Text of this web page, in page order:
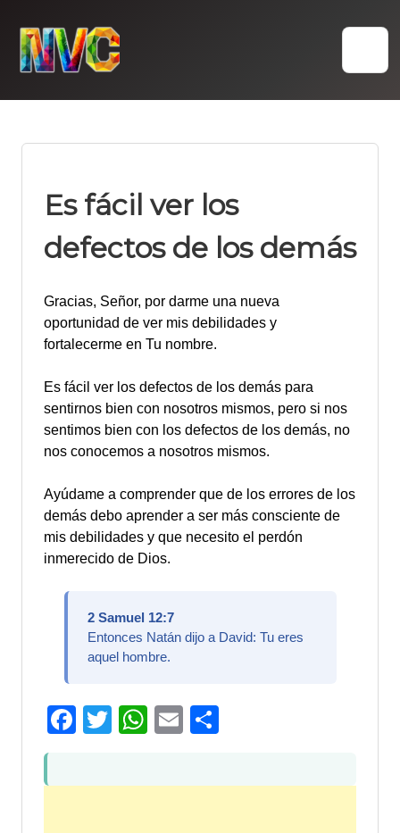
content
Es fácil ver los
defectos de los demás
Gracias, Señor, por darme una nueva
oportunidad de ver mis debilidades y
fortalecerme en Tu nombre.
Es fácil ver los defectos de los demás para
sentirnos bien con nosotros mismos, pero si nos
sentimos bien con los defectos de los demás, no
nos conocemos a nosotros mismos.
Ayúdame a comprender que de los errores de los
demás debo aprender a ser más consciente de
mis debilidades y que necesito el perdón
inmerecido de Dios.
2 Samuel 12:7
Entonces Natán dijo a David: Tu eres
aquel hombre.
Facebook
TwitterWhatsApp
Email